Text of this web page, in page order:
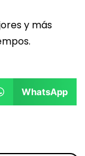
y más
WhatsApp